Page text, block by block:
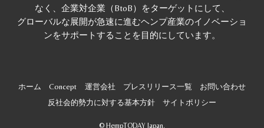
なく、企業対企業（BtoB）をターゲットにして、
グローバルな展開が急速に進むヘンプ産業のイノベーショ
ンをサポートすることを目的にしています。
ホーム Concept 運営会社 プレスリリース一覧
お問い合わせ
反社会的勢力に対する基本方針
サイトポリシー
© HempTODAY Japan.